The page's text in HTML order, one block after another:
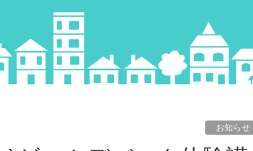
お知らせ